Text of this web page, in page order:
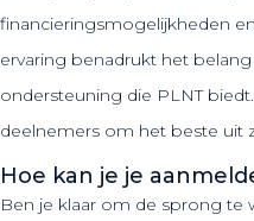
financieringsmogelijkheden
ervaring benadrukt het
ondersteuning die PLNT
deelnemers om het beste uit
Hoe kan je je
Ben je klaar om de sprong te